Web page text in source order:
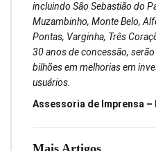
Mais Artigos
incluindo São Sebastião do
Muzambinho, Monte Belo,
Pontas, Varginha, Três
30 anos de concessão,
bilhões em melhorias em
usuários.
Assessoria de Imprensa –